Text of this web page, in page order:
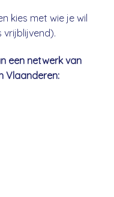
kies met wie je wil
vrijblijvend).
een netwerk van
Vlaanderen: